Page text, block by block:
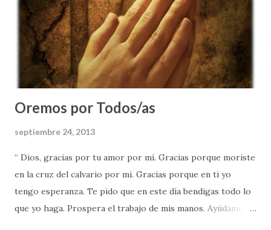
que vivir con las consecuencias de tus decisiones; se
diligente, no dejes para mañana el bien que sabes hay que
hacer hoy; y vive moderadamente, procurando un estilo de
vida saludable" . Al finalizar su corto momento de
enseñanza, recuer...
Oremos por Todos/as
septiembre 24, 2013
“ Dios, gracias por tu amor por mí. Gracias porque moriste
en la cruz del calvario por mi. Gracias porque en ti yo
tengo esperanza. Te pido que en este día bendigas todo lo
que yo haga. Prospera el trabajo de mis manos. Ayúdame a